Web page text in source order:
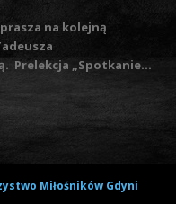
na kolejną
Zarzyckiego pt. Spotkanie z Afryką. Prelekcja „Spotkanie...
Miłośników Gdyni